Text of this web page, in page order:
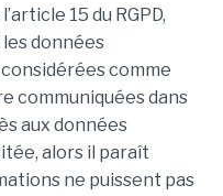
15 du RGPD,
les données
comme
communiquées dans
aux données
alors il paraît
ne puissent pas